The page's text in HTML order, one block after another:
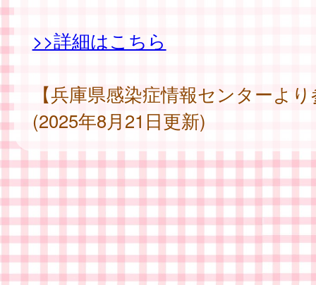
>>詳細はこちら
【兵庫県感染症情報センターよ
(2025年8月21日更新)